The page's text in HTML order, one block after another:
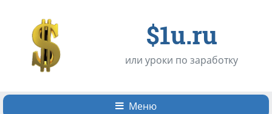
$1u.ru
или уроки по заработку
Меню